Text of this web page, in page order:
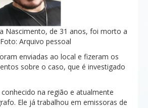
Nascimento, de 31 anos, foi morto a
Arquivo pessoal
enviadas ao local e fizeram os
sobre o caso, que é investigado
na região e atualmente
Ele já trabalhou em emissoras de